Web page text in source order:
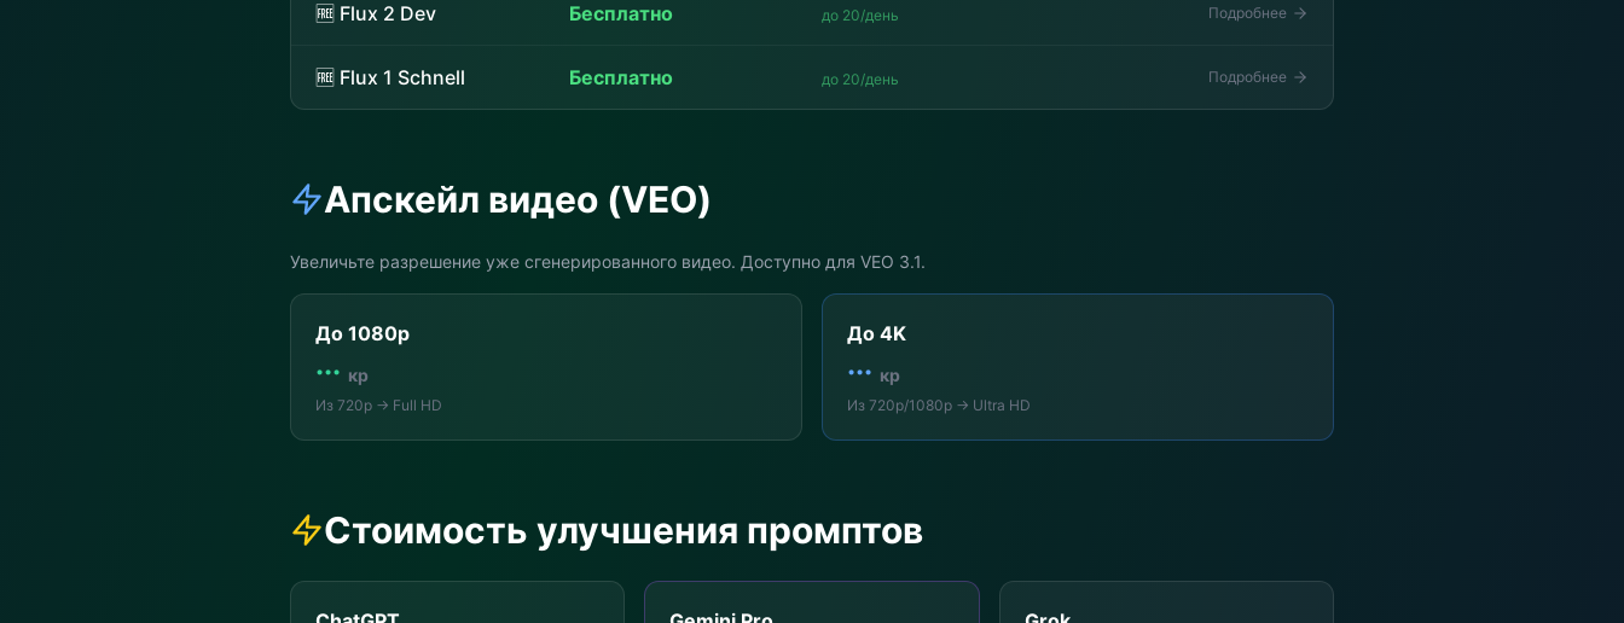
🆓 Flux 2 Dev Бесплатно до 20/день Подробнее
🆓 Flux 1 Schnell Бесплатно до 20/день Подробнее
Апскейл видео (VEO)
Увеличьте разрешение уже сгенерированного видео. Доступно для VEO 3.1.
До 1080p
··· кр
Из 720p → Full HD
До 4K
··· кр
Из 720p/1080p → Ultra HD
Стоимость улучшения промптов